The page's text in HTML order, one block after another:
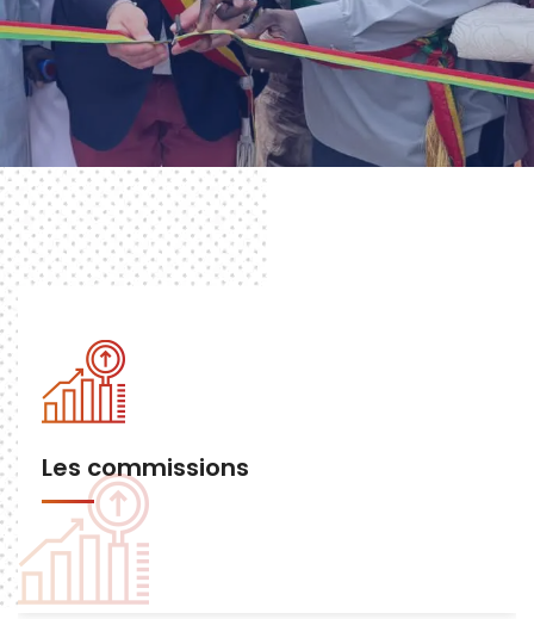
Les commissions